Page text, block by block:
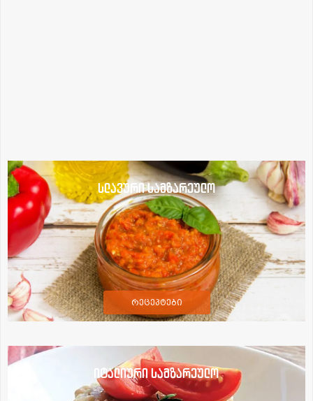
სლავური სამზარეულო
რეცეპტები
იტალიური სამზარეულო